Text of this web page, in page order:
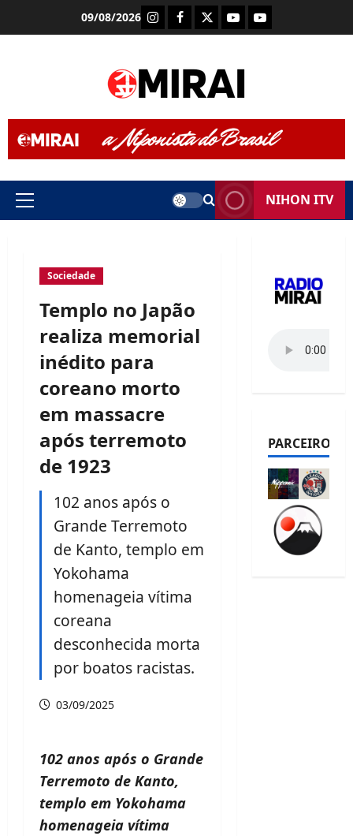
09/08/2026 InstagramFacebook
X Youtube (Rádio
Youtube (TV
Primary
NIHON ITV
Sociedade
Templo no Japão
realiza memorial
inédito para
coreano morto
em massacre
após terremoto
de 1923
102 anos após o
Grande Terremoto
de Kanto, templo em
Yokohama
homenageia vítima
coreana
desconhecida morta
por boatos racistas.
03/09/2025
102 anos após o Grande
Terremoto de Kanto,
templo em Yokohama
homenageia vítima
PARCEIROS